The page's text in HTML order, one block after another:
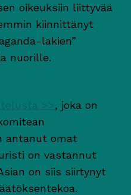
oikeuksiin liittyvää
kiinnittänyt
lakien”
nuorille.
>>, joka on
antanut omat
on vastannut
on siis siirtynyt